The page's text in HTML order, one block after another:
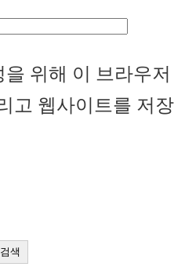
위해 이 브라우저
고 웹사이트를 저장
검색